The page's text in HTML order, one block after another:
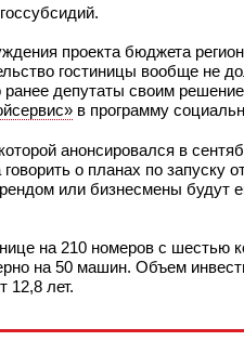
проекта бюджета
гостиницы вообще не
депутаты своим
в программу
анонсировался в
говорить о планах по
или бизнесмены будут
на 210 номеров с
на 50 машин. Объем
12,8 лет.